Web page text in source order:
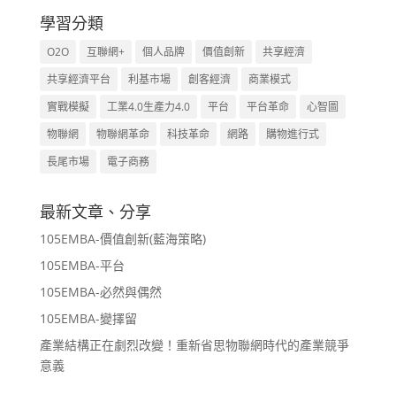
學習分類
O2O 互聯網+ 個人品牌 價值創新
共享經濟
共享經濟平台
利基市場 創客經濟
商業模式
實戰模擬
工業4.0生產力4.0 平台 平台革命
心智圖
物聯網
物聯網革命 科技革命 網路
購物進行式
長尾市場
電子商務
最新文章、分享
105EMBA-價值創新(藍海策略)
105EMBA-平台
105EMBA-必然與偶然
105EMBA-變擇留
產業結構正在劇烈改變！重新省思物聯網時代的產業競爭
意義